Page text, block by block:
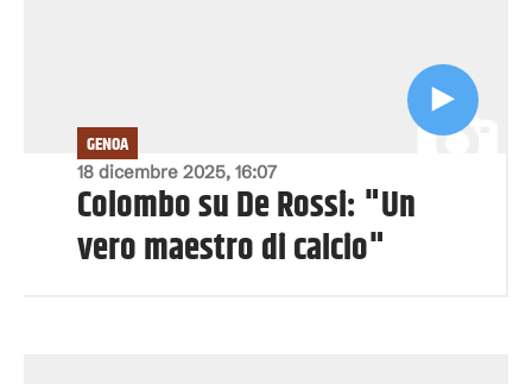
18 dicembre 2025, 16:07
GENOA
Colombo su De Rossi: "Un
vero maestro di calcio"